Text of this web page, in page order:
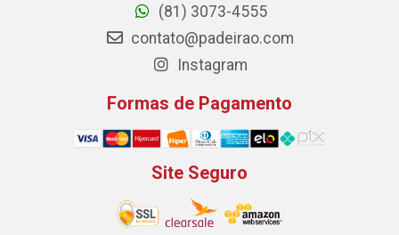
(81) 3073-4555
contato@padeirao.com
Instagram
Formas de Pagamento
Site Seguro